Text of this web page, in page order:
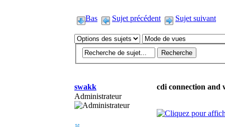
Bas Sujet précédent Sujet suivant
swakk
cdi connection and
Administrateur